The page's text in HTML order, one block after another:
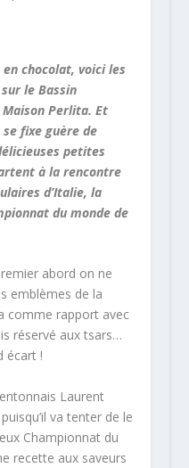
chocolat, voici les
le Bassin
Maison Perlita. Et
fixe guère de
petites
à la rencontre
d’Italie, la
du monde de
abord on ne
emblèmes de la
comme rapport avec
réservé aux tsars…
écart !
Laurent
va tenter de le
Championnat du
recette aux saveurs